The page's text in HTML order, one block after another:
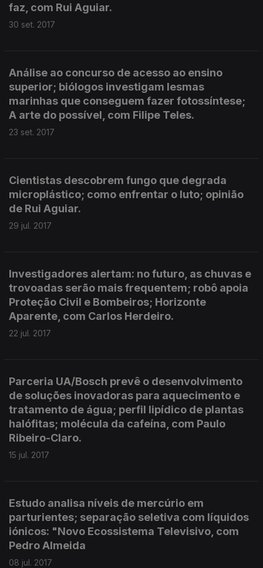
faz, com Rui Aguiar.
30 set. 2017
Análise ao concurso de acesso ao ensino
superior; biólogos investigam lesmas
marinhas que conseguem fazer fotossíntese;
A arte do possível, com Filipe Teles.
23 set. 2017
Cientistas descobrem fungo que degrada
microplástico; como enfrentar o luto; opinião
de Rui Aguiar.
29 jul. 2017
Investigadores alertam: no futuro, as chuvas e
trovoadas serão mais frequentem; robô apoia
Proteção Civil e Bombeiros; Horizonte
Aparente, com Carlos Herdeiro.
22 jul. 2017
Parceria UA/Bosch prevê o desenvolvimento
de soluções inovadoras para aquecimento e
tratamento de água; perfil lipídico de plantas
halófitas; molécula da cafeína, com Paulo
Ribeiro-Claro.
15 jul. 2017
Estudo analisa níveis de mercúrio em
parturientes; separação seletiva com líquidos
iónicos: "Novo Ecossistema Televisivo, com
Pedro Almeida
08 jul. 2017